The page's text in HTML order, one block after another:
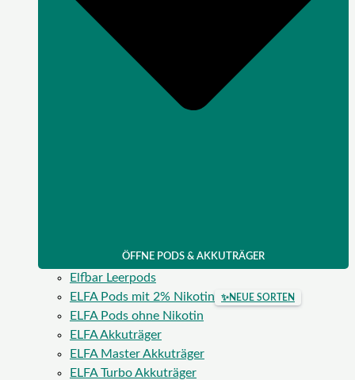
ÖFFNE PODS & AKKUTRÄGER
Elfbar Leerpods
ELFA Pods mit 2% Nikotin
✨NEUE SORTEN
ELFA Pods ohne Nikotin
ELFA Akkuträger
ELFA Master Akkuträger
ELFA Turbo Akkuträger